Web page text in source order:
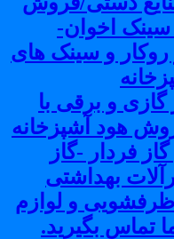
اخوان-
و سینک های
و برقی با
هود آشپزخانه
فردار -گاز
بهداشتی
و لوازم
تماس بگیرید.